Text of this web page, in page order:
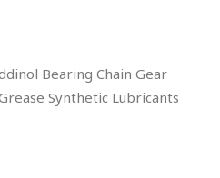
Bearing Chain Gear
Synthetic Lubricants